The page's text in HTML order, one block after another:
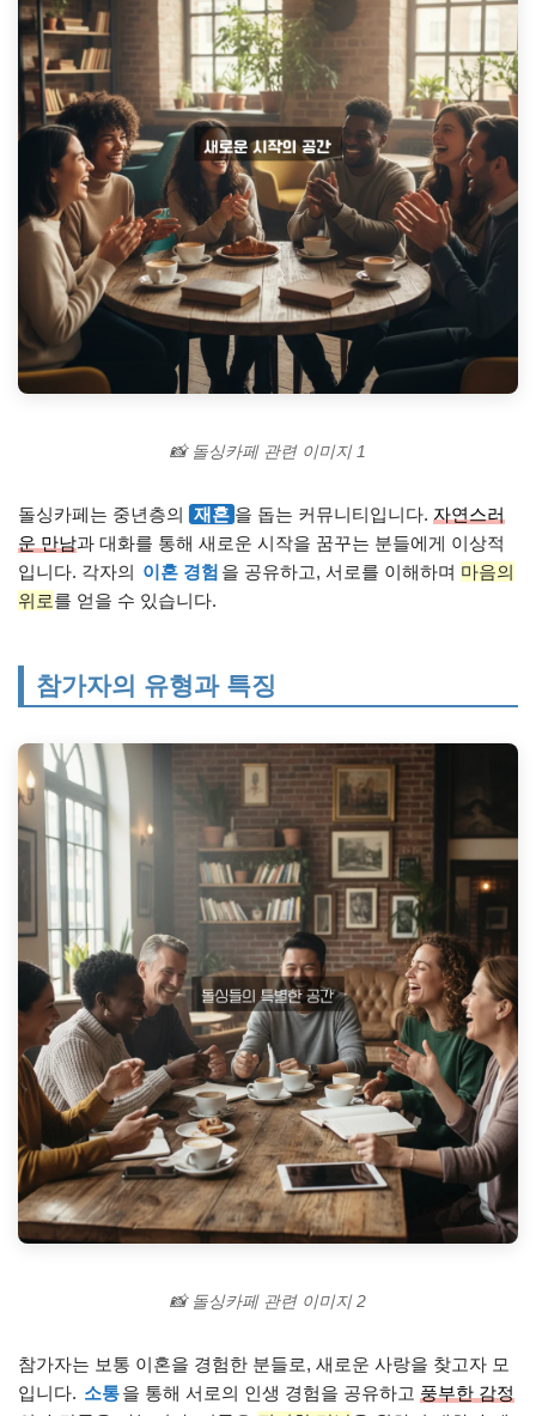
📸 돌싱카페 관련 이미지 1
돌싱카페는 중년층의 재혼 을 돕는 커뮤니티입니다. 자연스러
운 만남과 대화를 통해 새로운 시작을 꿈꾸는 분들에게 이상적
입니다. 각자의 이혼 경험 을 공유하고, 서로를 이해하며 마음의
위로를 얻을 수 있습니다.
참가자의 유형과 특징
📸 돌싱카페 관련 이미지 2
참가자는 보통 이혼을 경험한 분들로, 새로운 사랑을 찾고자 모
입니다. 소통을 통해 서로의 인생 경험을 공유하고 풍부한 감정